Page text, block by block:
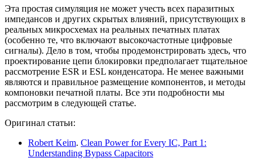
Эта простая симуляция не может учесть всех паразитных
импедансов и других скрытых влияний, присутствующих в
реальных микросхемах на реальных печатных платах
(особенно те, что включают высокочастотные цифровые
сигналы). Дело в том, чтобы продемонстрировать здесь, что
проектирование цепи блокировки предполагает тщательное
рассмотрение ESR и ESL конденсатора. Не менее важными
являются и правильное размещение компонентов, и методы
компоновки печатной платы. Все эти подробности мы
рассмотрим в следующей статье.
Оригинал статьи:
Robert Keim. Clean Power for Every IC, Part 1:
Understanding Bypass Capacitors